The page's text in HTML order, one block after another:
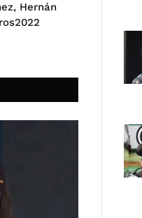
Hernán